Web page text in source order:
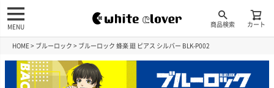
商品検索 カート
MENU
HOME ブルーロック ブルーロック 蜂楽 廻 ピアス シルバー BLK-P002